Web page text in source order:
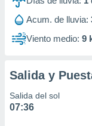
Acum. de lluvia:
Viento medio: 9
Salida y
Salida del sol
07:36